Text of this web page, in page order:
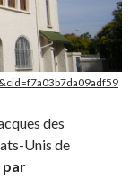
des
Unis de
par